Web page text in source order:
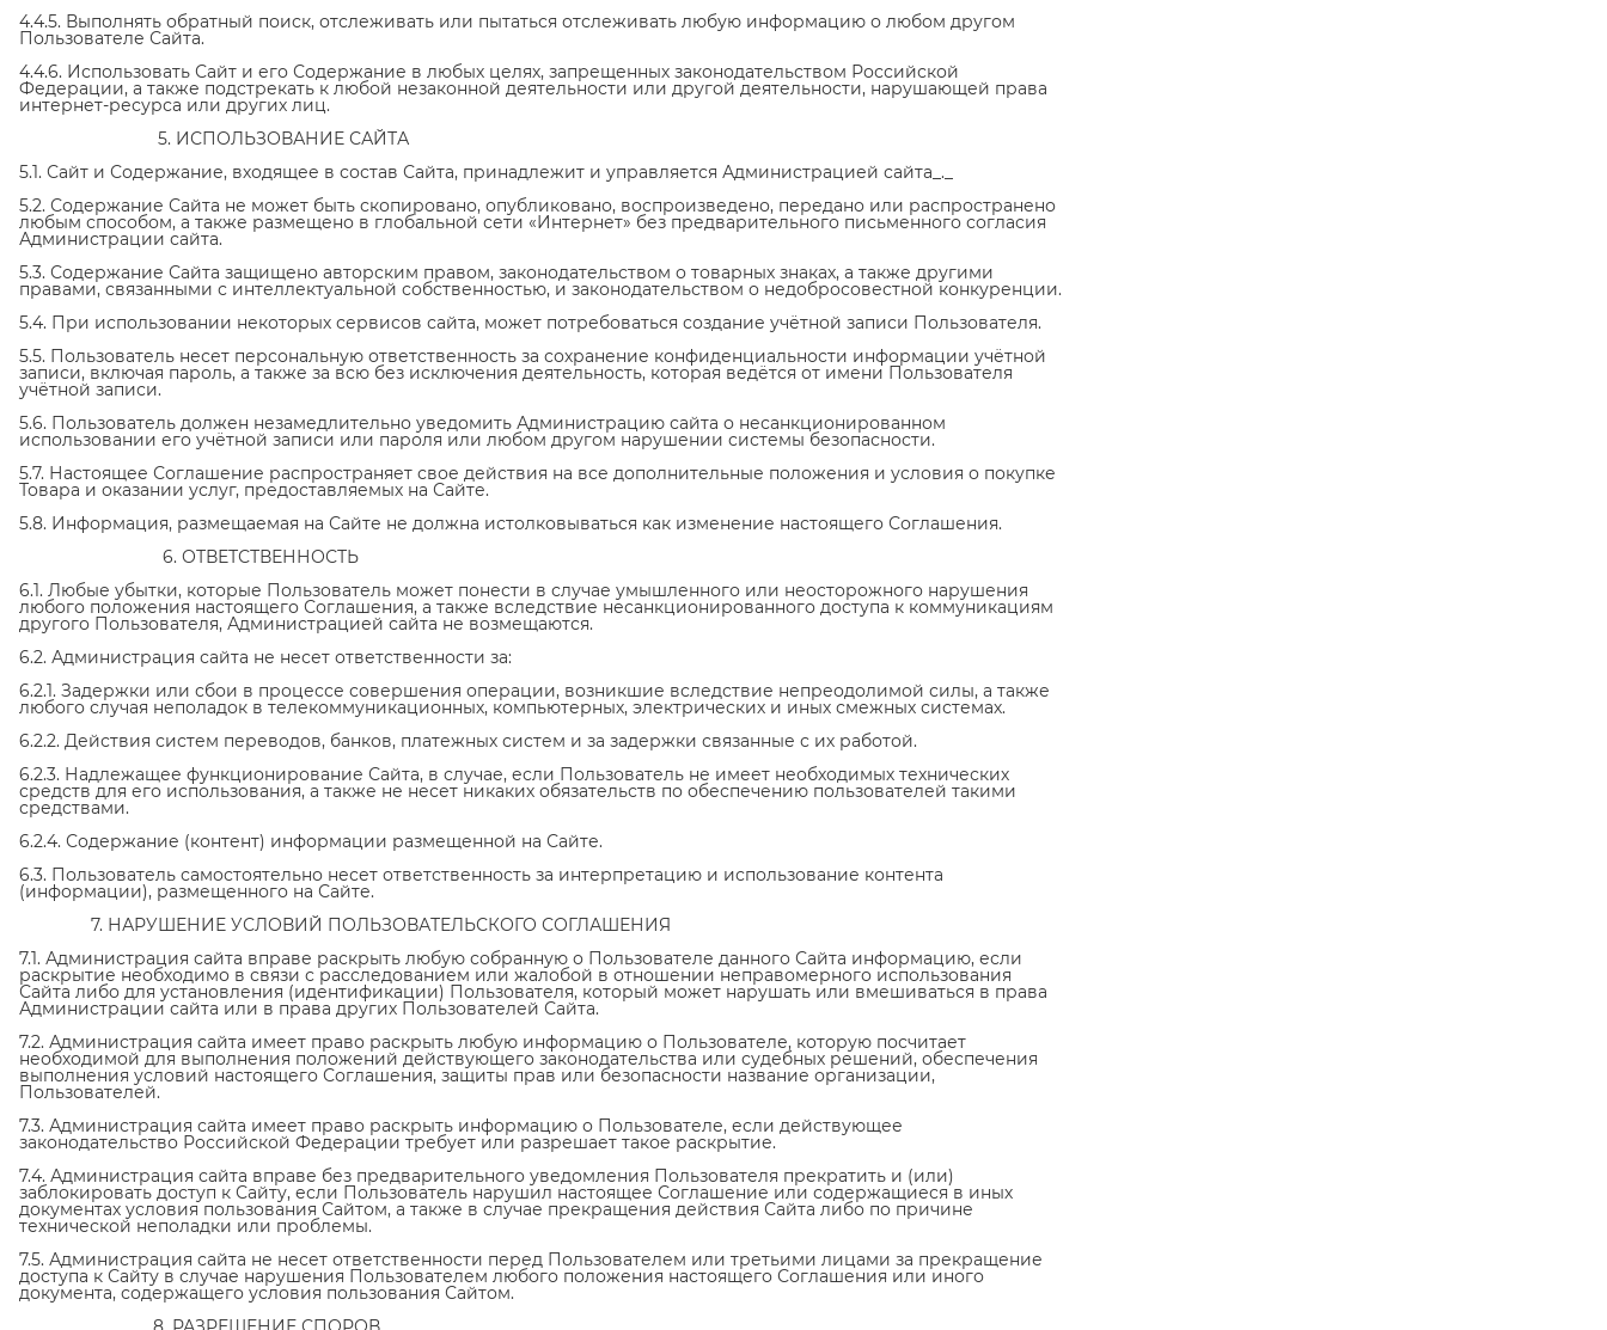
4.4.5. Выполнять обратный поиск, отслеживать или пытаться отслеживать любую информацию о любом другом
Пользователе Сайта.
4.4.6. Использовать Сайт и его Содержание в любых целях, запрещенных законодательством Российской
Федерации, а также подстрекать к любой незаконной деятельности или другой деятельности, нарушающей права
интернет-ресурса или других лиц.
5. ИСПОЛЬЗОВАНИЕ САЙТА
5.1. Сайт и Содержание, входящее в состав Сайта, принадлежит и управляется Администрацией сайта_._
5.2. Содержание Сайта не может быть скопировано, опубликовано, воспроизведено, передано или распространено
любым способом, а также размещено в глобальной сети «Интернет» без предварительного письменного согласия
Администрации сайта.
5.3. Содержание Сайта защищено авторским правом, законодательством о товарных знаках, а также другими
правами, связанными с интеллектуальной собственностью, и законодательством о недобросовестной конкуренции.
5.4. При использовании некоторых сервисов сайта, может потребоваться создание учётной записи Пользователя.
5.5. Пользователь несет персональную ответственность за сохранение конфиденциальности информации учётной
записи, включая пароль, а также за всю без исключения деятельность, которая ведётся от имени Пользователя
учётной записи.
5.6. Пользователь должен незамедлительно уведомить Администрацию сайта о несанкционированном
использовании его учётной записи или пароля или любом другом нарушении системы безопасности.
5.7. Настоящее Соглашение распространяет свое действия на все дополнительные положения и условия о покупке
Товара и оказании услуг, предоставляемых на Сайте.
5.8. Информация, размещаемая на Сайте не должна истолковываться как изменение настоящего Соглашения.
6. ОТВЕТСТВЕННОСТЬ
6.1. Любые убытки, которые Пользователь может понести в случае умышленного или неосторожного нарушения
любого положения настоящего Соглашения, а также вследствие несанкционированного доступа к коммуникациям
другого Пользователя, Администрацией сайта не возмещаются.
6.2. Администрация сайта не несет ответственности за:
6.2.1. Задержки или сбои в процессе совершения операции, возникшие вследствие непреодолимой силы, а также
любого случая неполадок в телекоммуникационных, компьютерных, электрических и иных смежных системах.
6.2.2. Действия систем переводов, банков, платежных систем и за задержки связанные с их работой.
6.2.3. Надлежащее функционирование Сайта, в случае, если Пользователь не имеет необходимых технических
средств для его использования, а также не несет никаких обязательств по обеспечению пользователей такими
средствами.
6.2.4. Содержание (контент) информации размещенной на Сайте.
6.3. Пользователь самостоятельно несет ответственность за интерпретацию и использование контента
(информации), размещенного на Сайте.
7. НАРУШЕНИЕ УСЛОВИЙ ПОЛЬЗОВАТЕЛЬСКОГО СОГЛАШЕНИЯ
7.1. Администрация сайта вправе раскрыть любую собранную о Пользователе данного Сайта информацию, если
раскрытие необходимо в связи с расследованием или жалобой в отношении неправомерного использования
Сайта либо для установления (идентификации) Пользователя, который может нарушать или вмешиваться в права
Администрации сайта или в права других Пользователей Сайта.
7.2. Администрация сайта имеет право раскрыть любую информацию о Пользователе, которую посчитает
необходимой для выполнения положений действующего законодательства или судебных решений, обеспечения
выполнения условий настоящего Соглашения, защиты прав или безопасности название организации,
Пользователей.
7.3. Администрация сайта имеет право раскрыть информацию о Пользователе, если действующее
законодательство Российской Федерации требует или разрешает такое раскрытие.
7.4. Администрация сайта вправе без предварительного уведомления Пользователя прекратить и (или)
заблокировать доступ к Сайту, если Пользователь нарушил настоящее Соглашение или содержащиеся в иных
документах условия пользования Сайтом, а также в случае прекращения действия Сайта либо по причине
технической неполадки или проблемы.
7.5. Администрация сайта не несет ответственности перед Пользователем или третьими лицами за прекращение
доступа к Сайту в случае нарушения Пользователем любого положения настоящего Соглашения или иного
документа, содержащего условия пользования Сайтом.